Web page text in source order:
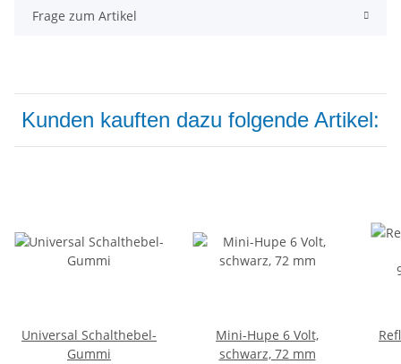
Frage zum Artikel
Kunden kauften dazu folgende Artikel:
Universal Schalthebel-
Gummi
Mini-Hupe 6 Volt,
schwarz, 72 mm